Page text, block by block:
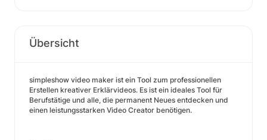
Übersicht
simpleshow video maker ist ein Tool zum professionellen
Erstellen kreativer Erklärvideos. Es ist ein ideales Tool für
Berufstätige und alle, die permanent Neues entdecken und
einen leistungsstarken Video Creator benötigen.